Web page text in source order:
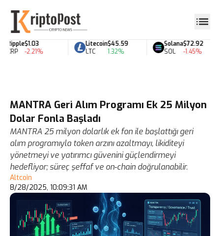
Ripple
XRP
$1.03
-2.21%
Litecoin
LTC
$45.59
1.32%
Solana
SOL
$72.92
-1.45%
MANTRA Geri Alım Programı Ek 25 Milyon
Dolar Fonla Başladı
MANTRA 25 milyon dolarlık ek fon ile başlattığı geri
alım programıyla token arzını azaltmayı, likiditeyi
yönetmeyi ve yatırımcı güvenini güçlendirmeyi
hedefliyor; süreç şeffaf ve on‑chain doğrulanabilir.
Altcoin
8/28/2025, 10:09:31 AM